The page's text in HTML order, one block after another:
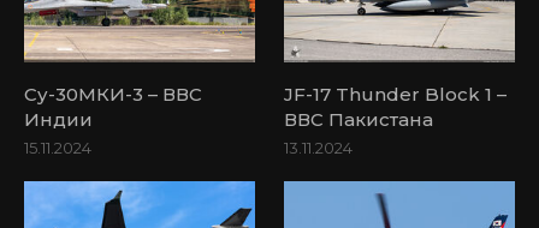
Су-30МКИ-3 – ВВС
Индии
15.11.2024
JF-17 Thunder Block 1 –
ВВС Пакистана
13.11.2024